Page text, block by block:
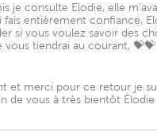
je consulte Elodie, elle
entièrement confiance,
vous voulez savoir des
tiendrai au courant, 💝💝
merci pour ce retour je
de vous à très bientôt Élodie